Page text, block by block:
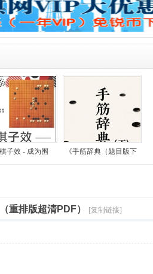
棋子效 - 成为围 《手筋辞典（题目版下
重排版超清PDF） [复制链接]